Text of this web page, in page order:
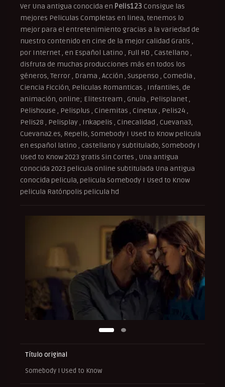
Ver Una antigua conocida en Pelis123 Consigue las
mejores Peliculas Completas en linea, tenemos lo
mejor para el entretenimiento gracias a la variedad de
nuestro contenido en cine de la mejor calidad Gratis ,
por Internet , en Español Latino , Full HD , Castellano ,
disfruta de muchas producciones más en todos los
géneros, Terror , Drama , Acción , Suspenso , Comedia ,
Ciencia Ficción, Peliculas Romanticas , Infantiles, de
animación, online; Elitestream , Gnula , Pelisplanet ,
Pelishouse , Pelisplus , Cinemitas , Cinetux , Pelis24 ,
Pelis28 , Pelisplay , Inkapelis , Cinecalidad , Cuevana3,
Cuevana2.es, Repelis, Somebody I Used to Know pelicula
en español latino , castellano y subtitulado, Somebody I
Used to Know 2023 gratis Sin Cortes , Una antigua
conocida 2023 pelicula online subtitulada Una antigua
conocida pelicula, pelicula Somebody I Used to Know
pelicula Ratónpolis pelicula hd
Título original
Somebody I Used to Know